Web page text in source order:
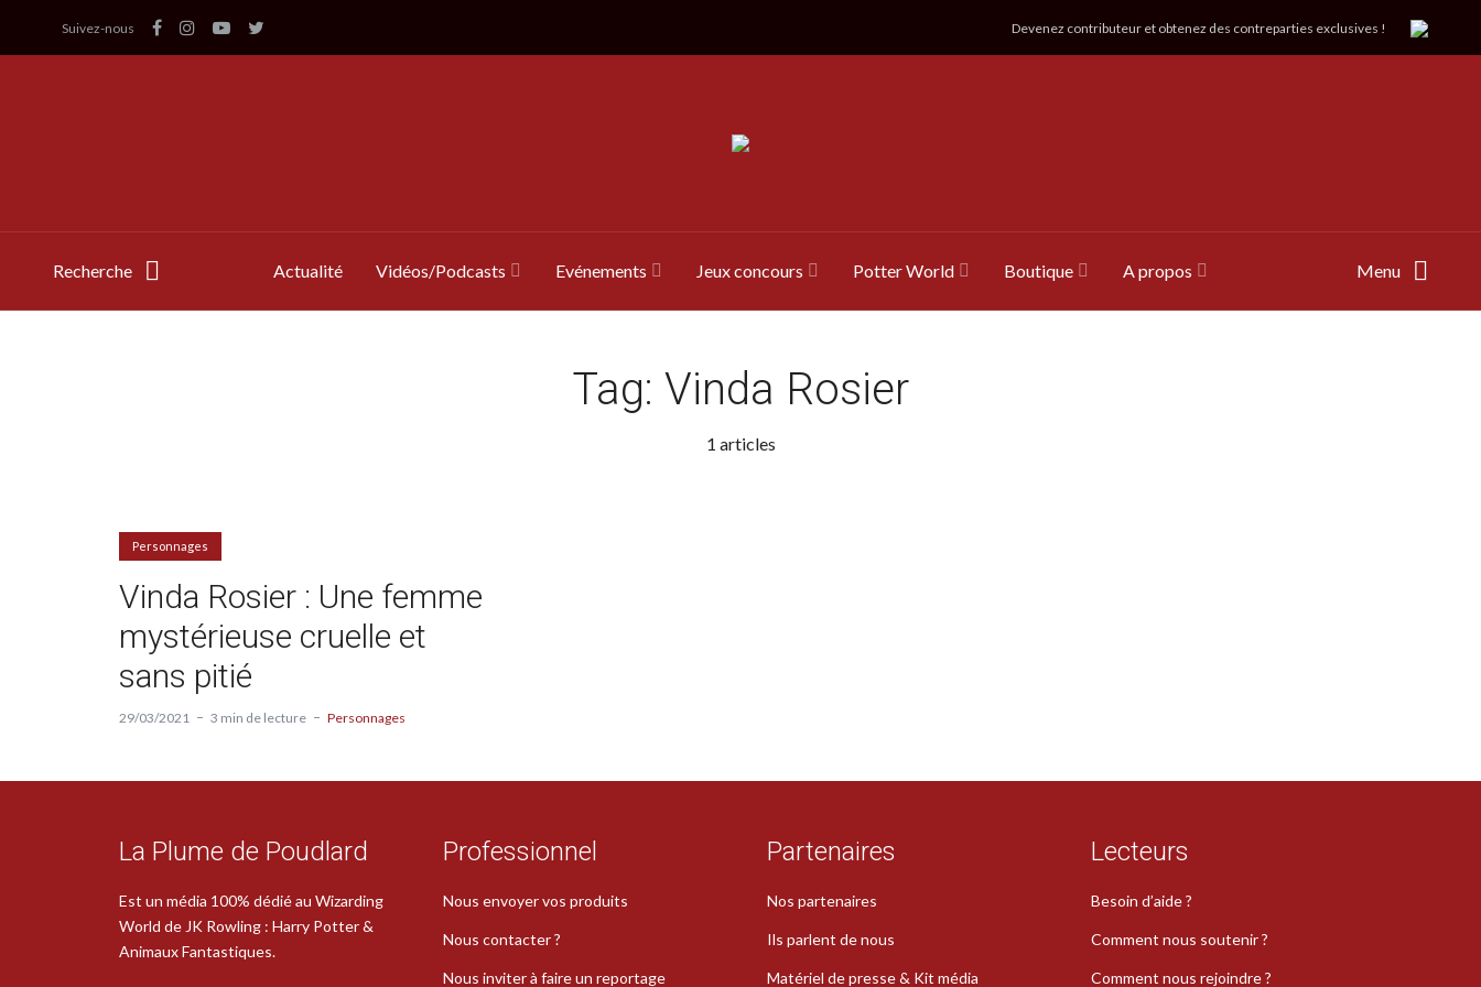
Suivez-nous Devenez contributeur et obtenez des contreparties exclusives !
Recherche Actualité Vidéos/Podcasts Evénements Jeux concours Potter World Boutique A propos Menu
Tag: Vinda Rosier
1 articles
Personnages
Vinda Rosier : Une femme
mystérieuse cruelle et
sans pitié
29/03/2021 3 min de lecture Personnages
La Plume de Poudlard
Est un média 100% dédié au Wizarding
World de JK Rowling : Harry Potter &
Animaux Fantastiques.
Professionnel
Nous envoyer vos produits
Nous contacter ?
Nous inviter à faire un reportage
Partenaires
Nos partenaires
Ils parlent de nous
Matériel de presse & Kit média
Lecteurs
Besoin d’aide ?
Comment nous soutenir ?
Comment nous rejoindre ?